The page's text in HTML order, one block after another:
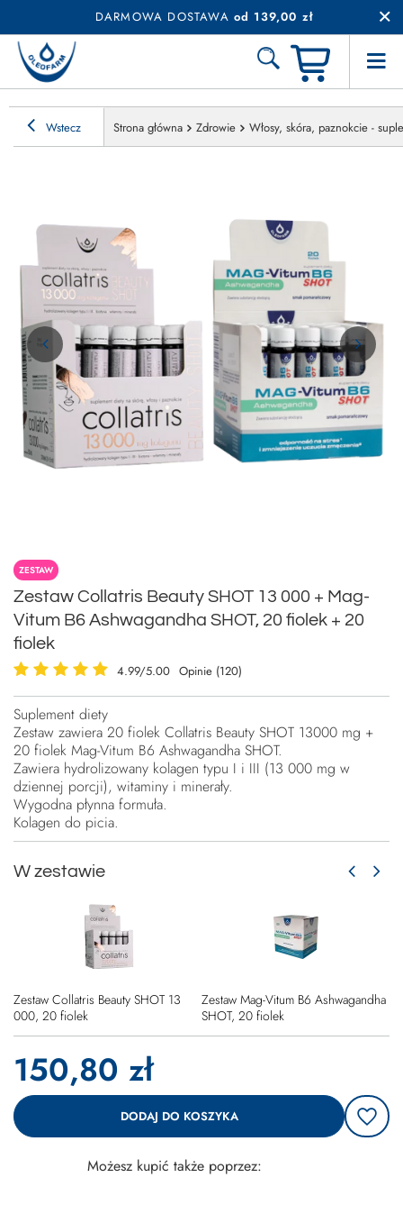
DARMOWA DOSTAWA od 139,00 zł
Wstecz Strona główna Zdrowie Włosy, skóra, paznokcie -
ZESTAW
Zestaw Collatris Beauty SHOT 13 000 + Mag-
Vitum B6 Ashwagandha SHOT, 20 fiolek + 20
fiolek
4.99/5.00 Opinie (120)
Suplement diety
Zestaw zawiera 20 fiolek Collatris Beauty SHOT 13000 mg +
20 fiolek Mag-Vitum B6 Ashwagandha SHOT.
Zawiera hydrolizowany kolagen typu I i III (13 000 mg w
dziennej porcji), witaminy i minerały.
Wygodna płynna formuła.
Kolagen do picia.
W zestawie
Zestaw Collatris Beauty SHOT 13
000, 20 fiolek
Zestaw Mag-Vitum B6 Ashwagandha
SHOT, 20 fiolek
150,80 zł
DODAJ DO KOSZYKA
Możesz kupić także poprzez: